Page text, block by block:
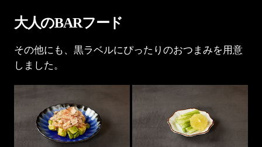
大人のBARフード
その他にも、黒ラベルにぴったりのおつまみを用意
しました。